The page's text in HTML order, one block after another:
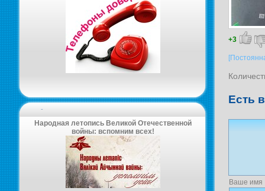
-
Народная летопись Великой Отечественной
войны: вспомним всех!
+3
Есть
Ваше имя